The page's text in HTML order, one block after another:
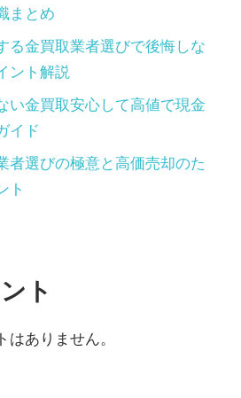
まとめ
る金買取業者選びで後悔しな
ント解説
い金買取安心して高値で現金
イド
者選びの極意と高価売却のた
ト
ト
ありません。